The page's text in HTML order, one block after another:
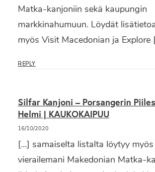
Matka-kanjoniin sekä kaupungin
markkinahumuun. Löydät
myös Visit Macedonian ja Explore
REPLY
Silfar Kanjoni – Porsangerin
Helmi | KAUKOKAIPUU
16/10/2020
[…] samaiselta listalta löytyy
vierailemani Makedonian Matka-